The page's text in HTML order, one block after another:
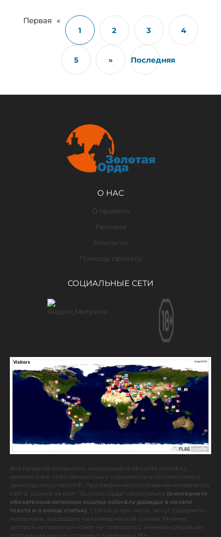
Первая
«
1
2 3 4
5 » Последняя
О НАС
О проекте
Реклама
Контакты
Помощь проекту
СОЦИАЛЬНЫЕ СЕТИ
Все права на материалы, находящиеся на сайте zolord.ru,
являются его собственностью и охраняются в соответствии с
законодательством РФ. При любом использовании материалов
сайта, ссылка на сайт "Золотая Орда" обязательна (в интернете
обязательна активная ссылка zolord.ru дважды: в начале
текста и в конце статьи). Статьи, в том числе, могут содержать
материалы, вышедшие на коммерческой основе. Мнение
авторов материалов может не совпадать с мнением редакции.
Настоящий ресурс содержит материалы 18+